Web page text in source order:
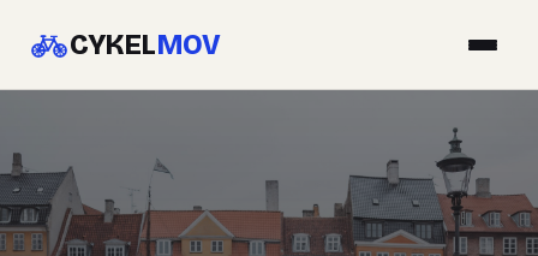
CYKELMOV